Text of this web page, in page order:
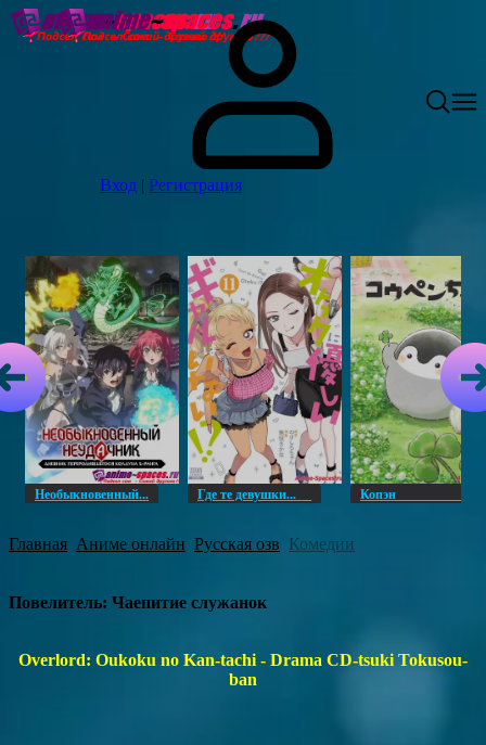
Вход | Регистрация
Необыкновенный... Где те девушки... Копэн
Главная Аниме онлайн Русская озв Комедии
Повелитель: Чаепитие служанок
Overlord: Oukoku no Kan-tachi - Drama CD-tsuki Tokusou-
ban